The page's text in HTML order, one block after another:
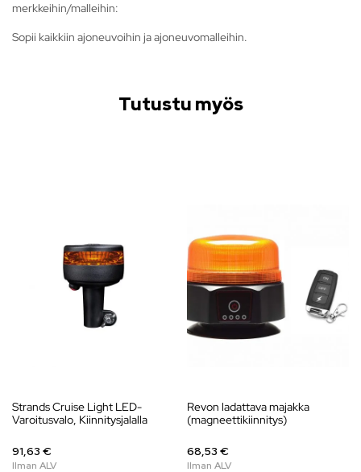
merkkeihin/malleihin:
Sopii kaikkiin ajoneuvoihin ja ajoneuvomalleihin.
Tutustu myös
Strands Cruise Light LED-
Varoitusvalo, Kiinnitysjalalla
91,63 €
Revon ladattava majakka
(magneettikiinnitys)
68,53 €